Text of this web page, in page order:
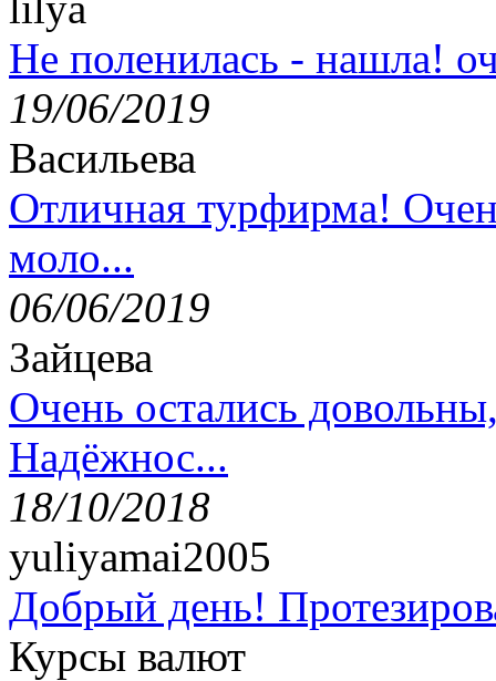
Не поленилась - нашла!
19/06/2019
Васильева
Отличная турфирма!
моло...
06/06/2019
Зайцева
Очень остались
Надёжнос...
18/10/2018
yuliyamai2005
Добрый день!
Курсы валют